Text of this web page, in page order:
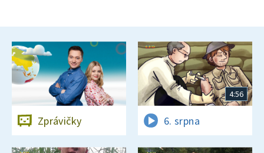
Zprávičky
4:56
6. srpna